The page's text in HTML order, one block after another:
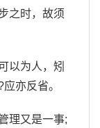
之时，故须
以为人，矧
亦反省。
理又是一事;